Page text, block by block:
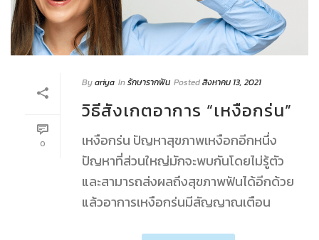
0
Byariya Inรักษารากฟัน Postedสิงหาคม 13, 2021
วิธีสังเกตอาการ “เหงือกร่น”
เหงือกร่น ปัญหาสุขภาพเหงือกอีกหนึ่ง
ปัญหาที่ส่วนใหญ่มักจะพบกันโดยไม่รู้ตัว
และสามารถส่งผลถึงสุขภาพฟันได้อีกด้วย
แล้วอาการเหงือกร่นมีสัญญาณเตือน